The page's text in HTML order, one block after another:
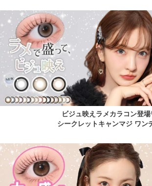
ビジュ映えラメカラコン登
シークレットキャンマジ ワン